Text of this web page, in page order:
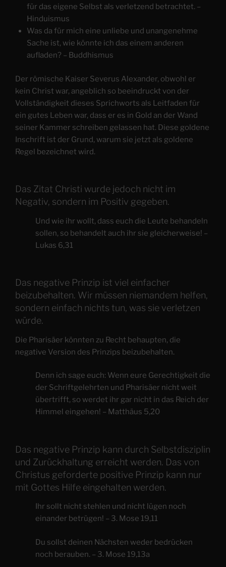
für das eigene Selbst als verletzend betrachtet. –
Hinduismus
Was da für mich eine unliebe und unangenehme
Sache ist, wie könnte ich das einem anderen
aufladen? – Buddhismus
Der römische Kaiser Severus Alexander, obwohl er
kein Christ war, angeblich so beeindruckt von der
Vollständigkeit dieses Sprichworts als Leitfaden für
ein gutes Leben war, dass er es in Gold an der Wand
seiner Kammer schreiben gelassen hat. Diese goldene
Inschrift ist der Grund, warum sie jetzt als goldene
Regel bezeichnet wird.
Das Zitat Christi wurde jedoch nicht im
Negativ, sondern im Positiv gegeben.
Und wie ihr wollt, dass euch die Leute behandeln
sollen, so behandelt auch ihr sie gleicherweise! –
Lukas 6,31
Das negative Prinzip ist viel einfacher
beizubehalten. Wir müssen niemandem helfen,
sondern einfach nichts tun, was sie verletzen
würde.
Die Pharisäer könnten zu Recht behaupten, die
negative Version des Prinzips beizubehalten.
Denn ich sage euch: Wenn eure Gerechtigkeit die
der Schriftgelehrten und Pharisäer nicht weit
übertrifft, so werdet ihr gar nicht in das Reich der
Himmel eingehen! – Matthäus 5,20
Das negative Prinzip kann durch Selbstdisziplin
und Zurückhaltung erreicht werden. Das von
Christus geforderte positive Prinzip kann nur
mit Gottes Hilfe eingehalten werden.
Ihr sollt nicht stehlen und nicht lügen noch
einander betrügen! – 3. Mose 19,11
Du sollst deinen Nächsten weder bedrücken
noch berauben. – 3. Mose 19,13a